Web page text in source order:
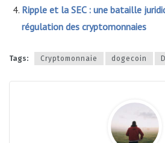
Ripple et la SEC : une bataille
régulation des cryptomonnaies
Tags: Cryptomonnaie dogecoin